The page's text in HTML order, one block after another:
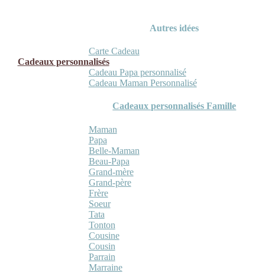
Autres idées
Carte Cadeau
Cadeaux personnalisés
Cadeau Papa personnalisé
Cadeau Maman Personnalisé
Cadeaux personnalisés Famille
Maman
Papa
Belle-Maman
Beau-Papa
Grand-mère
Grand-père
Frère
Soeur
Tata
Tonton
Cousine
Cousin
Parrain
Marraine